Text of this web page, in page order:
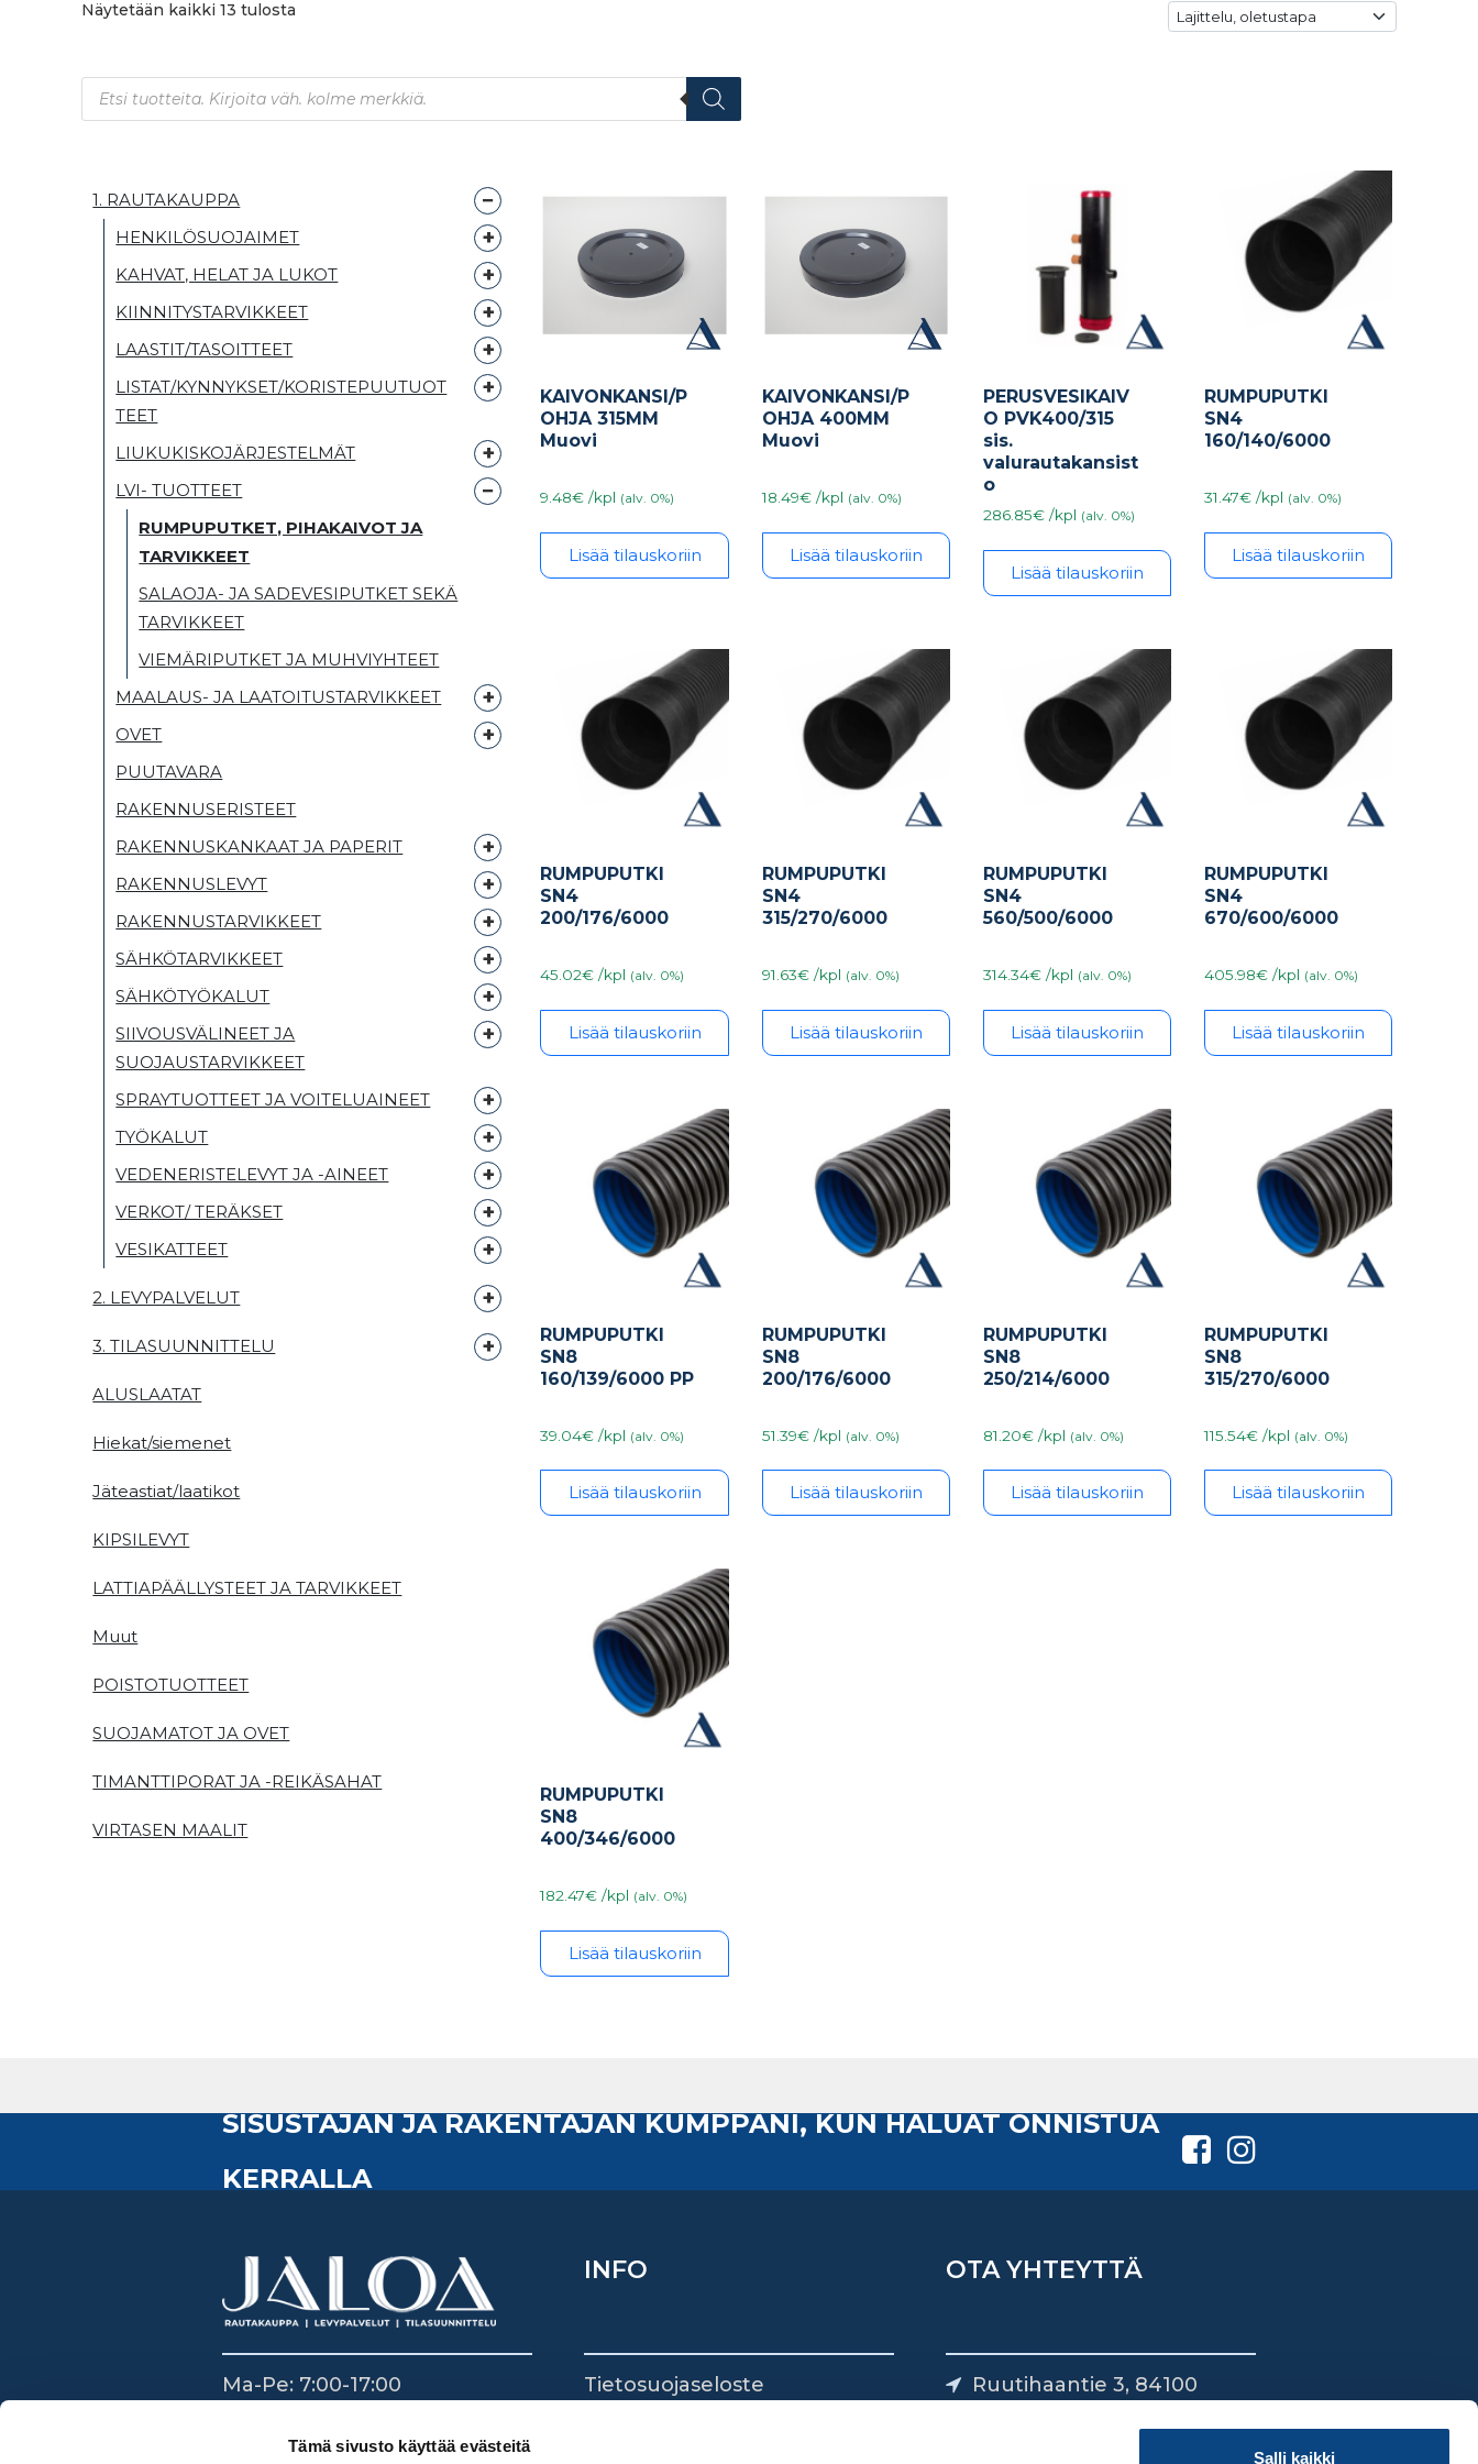
Tämä sivusto käyttää evästeitä
Salli kaikki
Näytetään kaikki 13 tulosta
Products search
1. RAUTAKAUPPA
HENKILÖSUOJAIMET
KAHVAT, HELAT JA LUKOT
KIINNITYSTARVIKKEET
LAASTIT/TASOITTEET
LISTAT/KYNNYKSET/KORISTEPUUTUOT
TEET
LIUKUKISKOJÄRJESTELMÄT
LVI- TUOTTEET
RUMPUPUTKET, PIHAKAIVOT JA
TARVIKKEET
SALAOJA- JA SADEVESIPUTKET SEKÄ
TARVIKKEET
VIEMÄRIPUTKET JA MUHVIYHTEET
MAALAUS- JA LAATOITUSTARVIKKEET
OVET
PUUTAVARA
RAKENNUSERISTEET
RAKENNUSKANKAAT JA PAPERIT
RAKENNUSLEVYT
RAKENNUSTARVIKKEET
SÄHKÖTARVIKKEET
SÄHKÖTYÖKALUT
SIIVOUSVÄLINEET JA
SUOJAUSTARVIKKEET
SPRAYTUOTTEET JA VOITELUAINEET
TYÖKALUT
VEDENERISTELEVYT JA -AINEET
VERKOT/ TERÄKSET
VESIKATTEET
2. LEVYPALVELUT
3. TILASUUNNITTELU
ALUSLAATAT
Hiekat/siemenet
Jäteastiat/laatikot
KIPSILEVYT
LATTIAPÄÄLLYSTEET JA TARVIKKEET
Muut
POISTOTUOTTEET
SUOJAMATOT JA OVET
TIMANTTIPORAT JA -REIKÄSAHAT
VIRTASEN MAALIT
KAIVONKANSI/P
OHJA 315MM
Muovi
9.48€ /kpl (alv. 0%)
Lisää tilauskoriin
KAIVONKANSI/P
OHJA 400MM
Muovi
18.49€ /kpl (alv. 0%)
Lisää tilauskoriin
PERUSVESIKAIV
O PVK400/315
sis.
valurautakansist
o
286.85€ /kpl (alv. 0%)
Lisää tilauskoriin
RUMPUPUTKI
SN4
160/140/6000
31.47€ /kpl (alv. 0%)
Lisää tilauskoriin
RUMPUPUTKI
SN4
200/176/6000
45.02€ /kpl (alv. 0%)
Lisää tilauskoriin
RUMPUPUTKI
SN4
315/270/6000
91.63€ /kpl (alv. 0%)
Lisää tilauskoriin
RUMPUPUTKI
SN4
560/500/6000
314.34€ /kpl (alv. 0%)
Lisää tilauskoriin
RUMPUPUTKI
SN4
670/600/6000
405.98€ /kpl (alv. 0%)
Lisää tilauskoriin
RUMPUPUTKI
SN8
160/139/6000 PP
39.04€ /kpl (alv. 0%)
Lisää tilauskoriin
RUMPUPUTKI
SN8
200/176/6000
51.39€ /kpl (alv. 0%)
Lisää tilauskoriin
RUMPUPUTKI
SN8
250/214/6000
81.20€ /kpl (alv. 0%)
Lisää tilauskoriin
RUMPUPUTKI
SN8
315/270/6000
115.54€ /kpl (alv. 0%)
Lisää tilauskoriin
RUMPUPUTKI
SN8
400/346/6000
182.47€ /kpl (alv. 0%)
Lisää tilauskoriin
SISUSTAJAN JA RAKENTAJAN KUMPPANI, KUN HALUAT ONNISTUA
KERRALLA
Ma-Pe: 7:00-17:00
Su: Suljettu
INFO
Tietosuojaseloste
OTA YHTEYTTÄ
Ruutihaantie 3, 84100